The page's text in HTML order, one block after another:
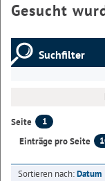
Gesucht
Suchfilter
Seite
1
Einträge pro Seite
Sortieren nach:Datum